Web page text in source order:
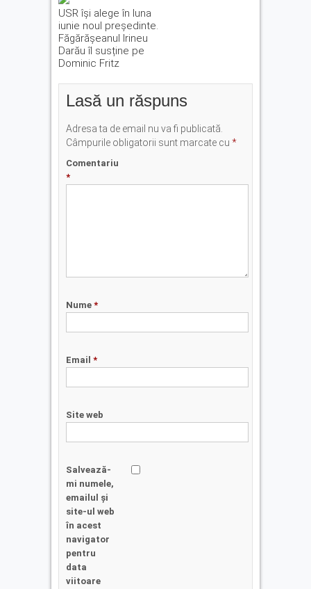
USR își alege în luna
iunie noul președinte.
Făgărășeanul Irineu
Darău îl susține pe
Dominic Fritz
Lasă un răspuns
Adresa ta de email nu va fi publicată.
Câmpurile obligatorii sunt marcate cu *
Comentariu
*
Nume *
Email *
Site web
Salvează-
mi numele,
emailul și
site-ul web
în acest
navigator
pentru
data
viitoare